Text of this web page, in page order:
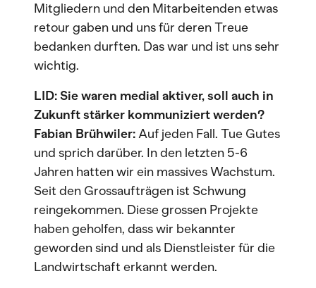
Mitgliedern und den Mitarbeitenden etwas
retour gaben und uns für deren Treue
bedanken durften. Das war und ist uns sehr
wichtig.
LID: Sie waren medial aktiver, soll auch in
Zukunft stärker kommuniziert werden?
Fabian Brühwiler:Auf jeden Fall. Tue Gutes
und sprich darüber. In den letzten 5-6
Jahren hatten wir ein massives Wachstum.
Seit den Grossaufträgen ist Schwung
reingekommen. Diese grossen Projekte
haben geholfen, dass wir bekannter
geworden sind und als Dienstleister für die
Landwirtschaft erkannt werden.